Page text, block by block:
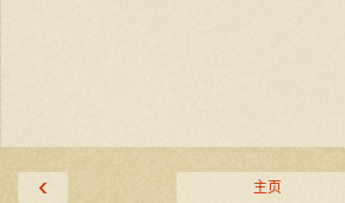
‹ 主页